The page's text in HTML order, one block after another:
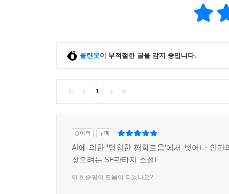
클린봇이 부적절한 글을 감지 중입니다.
1
종이책 구매
AI에 의한 ‘멍청한 평화로움‘에서 벗어나 인간
찾으려는 SF판타지 소설!
이 한줄평이 도움이 되었나요?